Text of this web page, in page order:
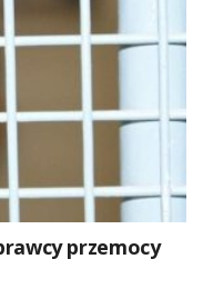
przemocy